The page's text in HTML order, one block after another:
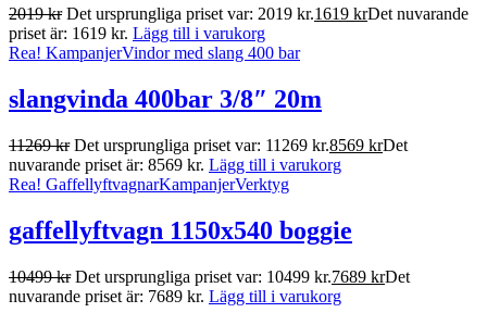
2019kr Det ursprungliga priset var: 2019 kr.1619 krDet nuvarande
priset är: 1619 kr. Lägg till i varukorg
Rea! KampanjerVindor med slang 400 bar
slangvinda 400bar 3/8″ 20m
11269kr Det ursprungliga priset var: 11269 kr.8569 krDet
nuvarande priset är: 8569 kr. Lägg till i varukorg
Rea! GaffellyftvagnarKampanjerVerktyg
gaffellyftvagn 1150x540 boggie
10499kr Det ursprungliga priset var: 10499 kr.7689 krDet
nuvarande priset är: 7689 kr. Lägg till i varukorg